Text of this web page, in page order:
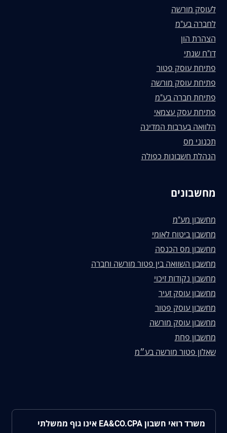
לעוסק מורשה
לחברה בע"מ
הצהרת הון
דו"ח שנתי
פתיחת עוסק פטור
פתיחת עוסק מורשה
פתיחת חברה בע"מ
פתיחת עסק עצמאי
הלוואה בערבות המדינה
תכנוני מס
הנהלת חשבונות כפולה
מחשבונים
מחשבון מע"מ
מחשבון ביטוח לאומי
מחשבון מס הכנסה
מחשבון השוואה בין פטור מורשה וחברה
מחשבון נקודות זיכוי
מחשבון עוסק זעיר
מחשבון עוסק פטור
מחשבון עוסק מורשה
מחשבון פחת
שאלון פטור מורשה בע״מ
משרד רואי חשבון EA&CO.CPA אינו גוף ממשלתי